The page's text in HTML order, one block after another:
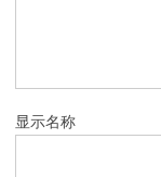
显示名称